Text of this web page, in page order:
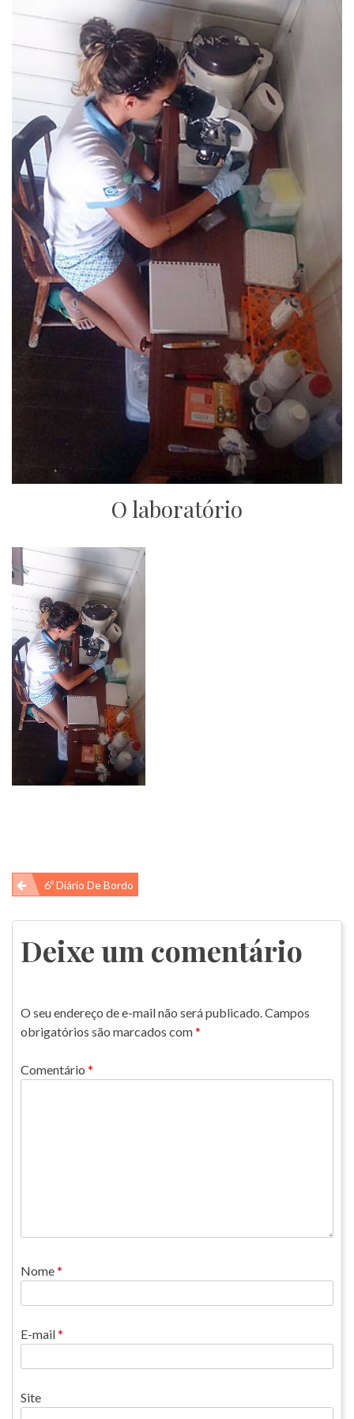
O laboratório
Navegação
de
Post
6º Diário De Bordo
Deixe um comentário
O seu endereço de e-mail não será publicado. Campos
obrigatórios são marcados com*
Comentário *
Nome*
E-mail*
Site